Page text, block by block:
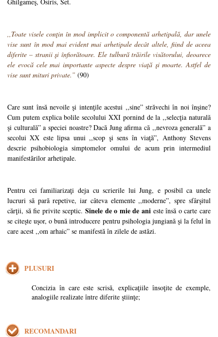
Ghilgameş, Osiris, Set.
,,Toate visele conţin în mod implicit o componentă arhetipală, dar unele
vise sunt în mod mai evident mai arhetipale decât altele, fiind de aceea
diferite – stranii şi înfiorătoare. Ele tulbură trăirile visătorului, deoarece
ele evocă cele mai importante aspecte despre viaţă şi moarte. Astfel de
vise sunt mituri private.” (90)
Care sunt însă nevoile şi intenţile acestui ,,sine” străvechi în noi înşine?
Cum putem explica bolile secolului XXI pornind de la ,,selecţia naturală
şi culturală” a speciei noastre? Dacă Jung afirma că ,,nevroza generală” a
secolui XX este lipsa unui ,,scop şi sens în viaţă”, Anthony Stevens
descrie psihobiologia simptomelor omului de acum prin intermediul
manifestărilor arhetipale.
Pentru cei familiarizaţi deja cu scrierile lui Jung, e posibil ca unele
lucruri să pară repetive, iar câteva elemente ,,moderne”, spre sfârşitul
cărţii, să fie privite sceptic. Sinele de o mie de ani este însă o carte care
se citeşte uşor, o bună introducere pentru psihologia jungiană şi la felul în
care acest ,,om arhaic” se manifestă în zilele de astăzi.
PLUSURI
Concizia în care este scrisă, explicaţiile însoţite de exemple,
analogiile realizate între diferite ştiinţe;
RECOMANDARI